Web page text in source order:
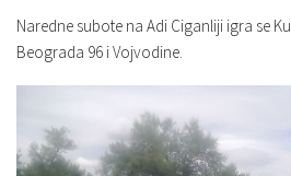
Naredne subote na Adi Ciganliji igra se
Beograda 96 iVojvodine.